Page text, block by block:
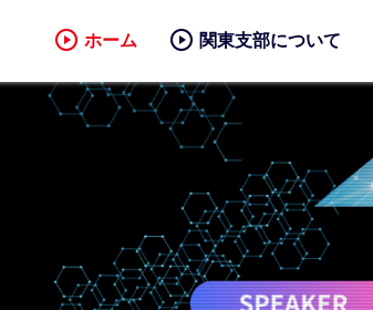
ホーム 関東支部について